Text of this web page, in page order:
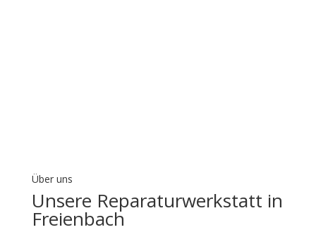
Über uns
Unsere Reparaturwerkstatt in
Freienbach